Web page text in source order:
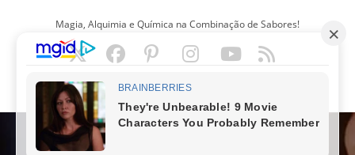
Magia, Alquimia e Química na Combinação de Sabores!
PORTUGUÊS